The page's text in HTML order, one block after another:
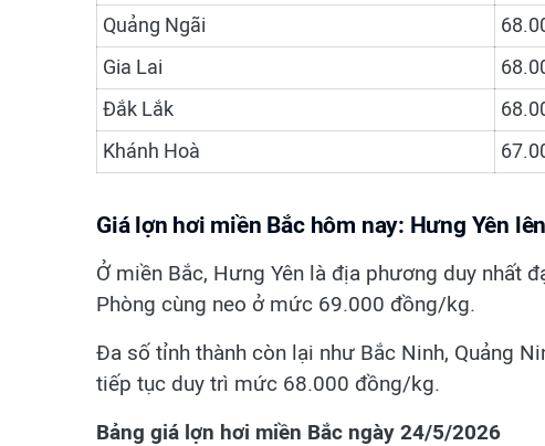
Quảng Ngãi
Gia Lai
Đắk Lắk
Khánh Hoà
Giá lợn hơi miền Bắc hôm nay: Hưng Yên
Ở miền Bắc, Hưng Yên là địa phương duy nhất
Phòng cùng neo ở mức 69.000 đồng/kg.
Đa số tỉnh thành còn lại như Bắc Ninh, Quảng
tiếp tục duy trì mức 68.000 đồng/kg.
Bảng giá lợn hơi miền Bắc ngày 24/5/2026